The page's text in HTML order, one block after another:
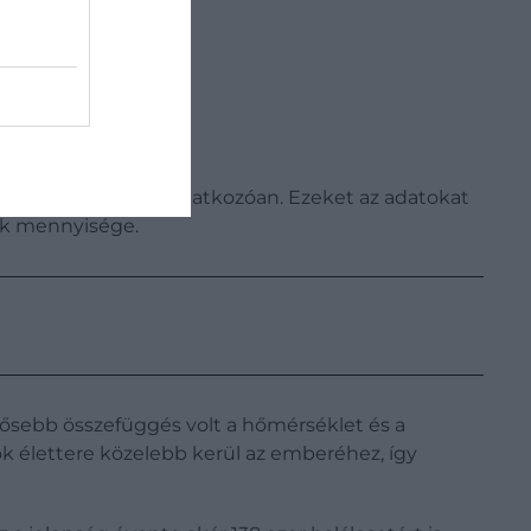
időszakra vonatkozóan. Ezeket az adatokat
mennyisége.
összefüggés volt a hőmérséklet és a
élettere közelebb kerül az emberéhez, így